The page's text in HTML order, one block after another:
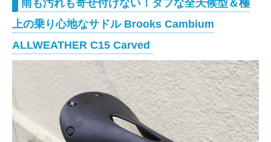
雨も汚れも寄せ付けない！タフな全天候型＆極
上の乗り心地なサドル Brooks Cambium
ALLWEATHER C15 Carved